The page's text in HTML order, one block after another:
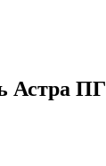
Астра ПГ